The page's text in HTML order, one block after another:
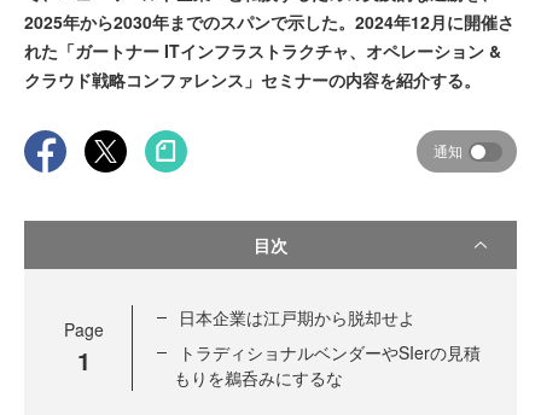
2025年から2030年までのスパンで示した。2024年12月に開催さ
れた「ガートナー ITインフラストラクチャ、オペレーション &
クラウド戦略コンファレンス」セミナーの内容を紹介する。
通知
目次
Page
1
日本企業は江戸期から脱却せよ
トラディショナルベンダーやSIerの見積
もりを鵜呑みにするな